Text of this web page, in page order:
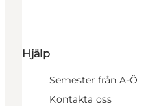
Hjälp
Semester från A-Ö
Kontakta oss